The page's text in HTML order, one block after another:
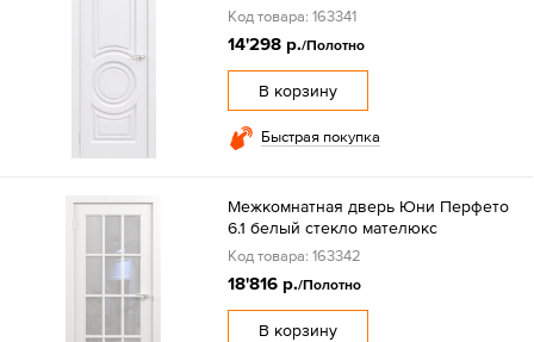
Код товара: 163341
14'298 р./Полотно
В корзину
Быстрая покупка
Межкомнатная дверь Юни Перфето
6.1 белый стекло мателюкс
Код товара: 163342
18'816 р./Полотно
В корзину